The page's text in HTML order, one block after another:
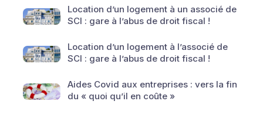
Location d’un logement à un associé de
SCI : gare à l’abus de droit fiscal !
Location d’un logement à l’associé de
SCI : gare à l’abus de droit fiscal !
Aides Covid aux entreprises : vers la fin
du « quoi qu’il en coûte »